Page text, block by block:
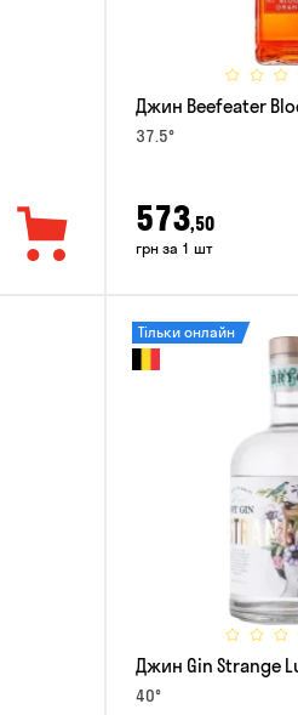
Джин Beefeater
37.5°
573,50
грн за 1 шт
Тільки онлайн
Джин Gin Strange
40°